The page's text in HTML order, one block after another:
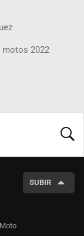
motos 2022
SUBIR